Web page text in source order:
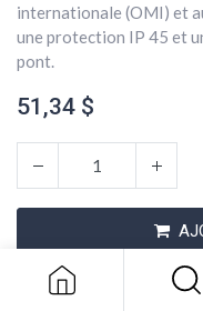
internationale (OMI) et
une protection IP 45 et
pont.
51,34 $
Lumiére